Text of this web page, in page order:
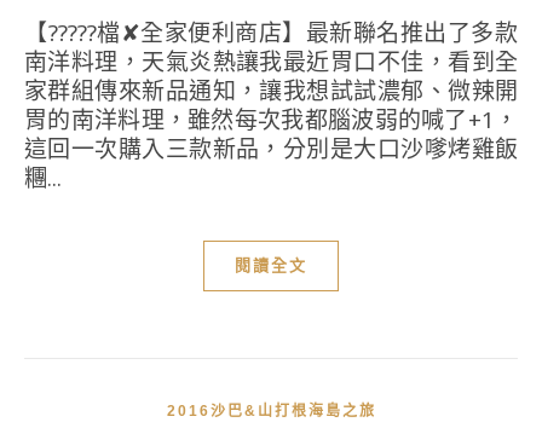
【?????檔✘全家便利商店】最新聯名推出了多款
南洋料理，天氣炎熱讓我最近胃口不佳，看到全
家群組傳來新品通知，讓我想試試濃郁、微辣開
胃的南洋料理，雖然每次我都腦波弱的喊了+1，
這回一次購入三款新品，分別是大口沙嗲烤雞飯
糰...
閱讀全文
2016沙巴&山打根海島之旅